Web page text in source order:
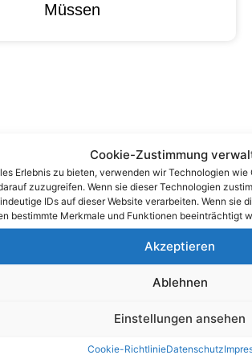
Cookie-Zustimmung
Erlebnis zu bieten, verwenden wir Technologien
zuzugreifen. Wenn sie dieser Technologien
IDs auf dieser Website verarbeiten. Wenn sie
bestimmte Merkmale und Funktionen beeinträchtigt
Akzeptieren
Ablehnen
Einstellungen ansehen
Cookie-RichtlinieDatenschutz
Müssen
Zum Kontaktformular